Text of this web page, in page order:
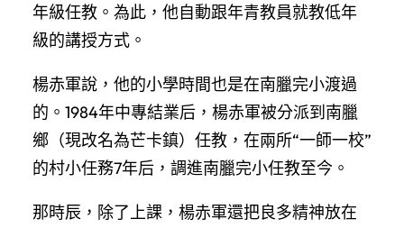
年級任教。為此，他自動跟年青教員就教低年
級的講授方式。
楊赤軍說，他的小學時間也是在南臘完小渡過
的。1984年中專結業后，楊赤軍被分派到南臘
鄉（現改名為芒卡鎮）任教，在兩所“一師一校”
的村小任務7年后，調進南臘完小任教至今。
那時辰，除了上課，楊赤軍還把良多精神放在